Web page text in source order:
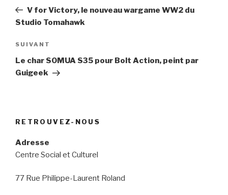
l’article
précédent
V for Victory, le nouveau wargame WW2 du
Studio Tomahawk
Article
suivant
SUIVANT
Le char SOMUA S35 pour Bolt Action, peint par
Guigeek
RETROUVEZ-NOUS
Adresse
Centre Social et Culturel
77 Rue Philippe-Laurent Roland